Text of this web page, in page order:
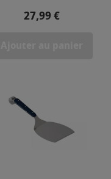
Prix
27,99 €